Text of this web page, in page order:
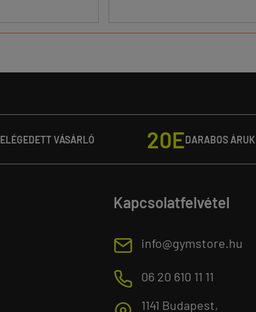
ELÉGEDETT VÁSÁRLÓ 20EDARABOS
Kapcsolatfelvétel
E info@gymstore.hu
M 06 20 610 11 11
1141 Budapest,